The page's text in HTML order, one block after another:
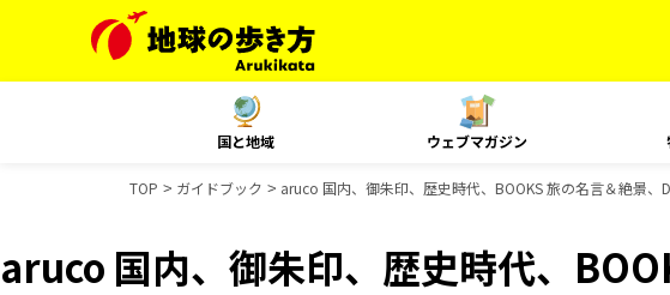
国と地域 ウェブマガジン
TOP ガイドブック aruco 国内、御朱印、歴史時代、BOOKS 旅の名言＆絶景
aruco 国内、御朱印、歴史時代、